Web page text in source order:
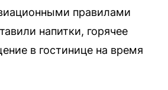
правилами
напитки, горячее
в гостинице на время